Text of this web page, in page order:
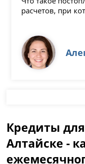
расчетов, при
Кредиты
Алтайске -